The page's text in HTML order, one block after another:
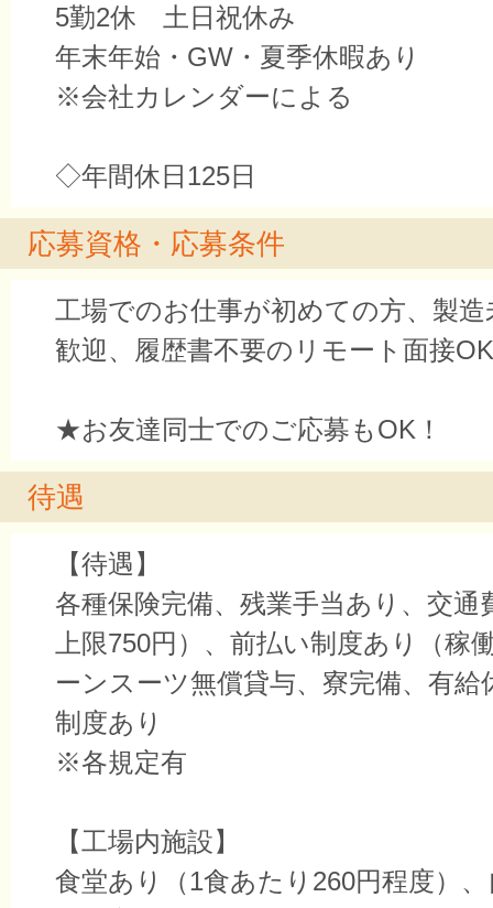
5勤2休 土日祝休み
年末年始・GW・夏季休暇あり
※会社カレンダーによる
◇年間休日125日
応募資格・応募条件
工場でのお仕事が初めての方、製造
歓迎、履歴書不要のリモート面接
★お友達同士でのご応募もOK！
待遇
【待遇】
各種保険完備、残業手当あり、交通
上限750円）、前払い制度あり（稼
ーンスーツ無償貸与、寮完備、有給
制度あり
※各規定有
【工場内施設】
食堂あり（1食あたり260円程度）